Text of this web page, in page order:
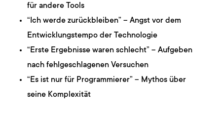
für andere Tools
“Ich werde zurückbleiben” – Angst vor dem
Entwicklungstempo der Technologie
“Erste Ergebnisse waren schlecht” – Aufgeben
nach fehlgeschlagenen Versuchen
“Es ist nur für Programmierer” – Mythos über
seine Komplexität